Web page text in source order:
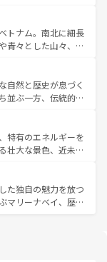
エティ豊かな料理
コンテンツ一覧を参
美を楽しむことが
のストリートフード
る。夜には、韓国な
力を心ゆくまで味
着の韓国情報はコンテンツ一
トナム。南北に細長
青々とした山々、世
の古い町並みやホ
も、独特の雰囲気を
豊かさとおいしさで
ーヒーなどは、ぜ
てもあたたかい人々
忘れられない旅にな
自然と歴史が息づく
並ぶ一方、伝統的な
マイなどの山岳地
ットやクラビの美し
ができる。タイ料理
にも異なる楽しみ
々、仏教を中心とし
れる旅人を魅了し続
特有のエネルギーを
壮大な景色、近未来
スポットが密集し
も魅力。息をのむよ
を存分に楽しみ尽く
た独自の魅力を放つ
マリーナベイ、歴史